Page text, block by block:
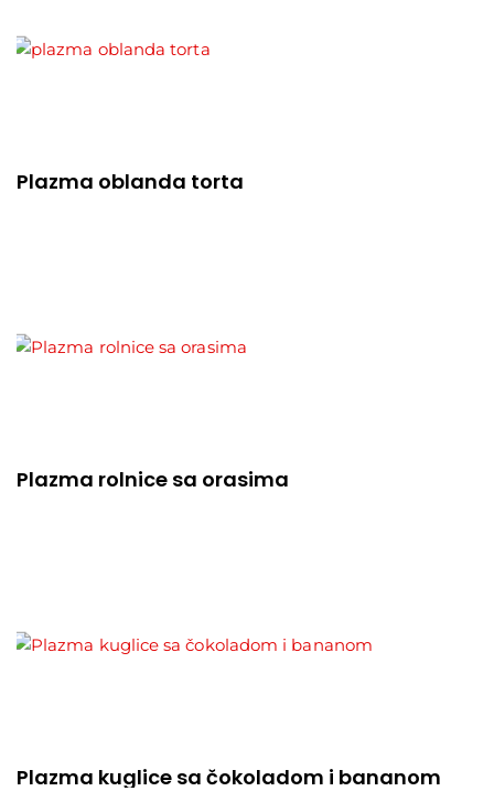
Plazma oblanda torta
Plazma rolnice sa orasima
Plazma kuglice sa čokoladom i bananom